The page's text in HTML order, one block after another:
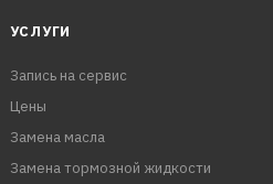
УСЛУГИ
Запись на сервис
Цены
Замена масла
Замена тормозной жидкости